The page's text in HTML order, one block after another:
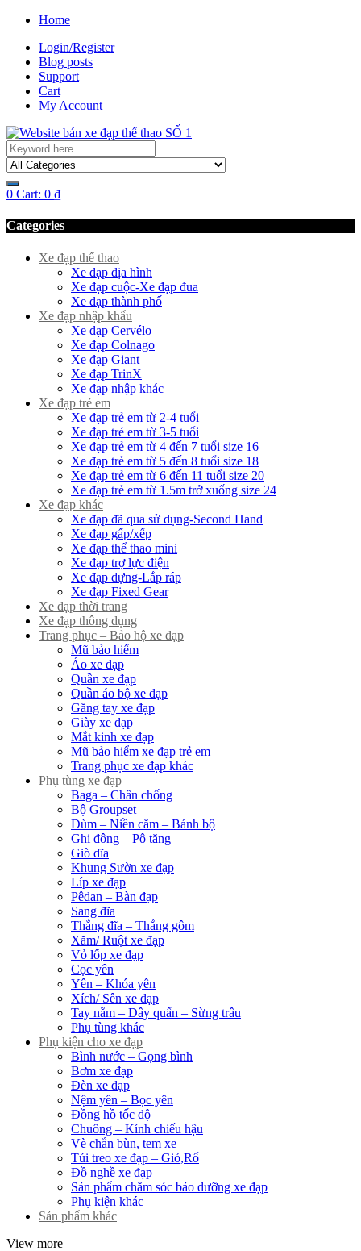
Home
Login/Register
Blog posts
Support
Cart
My Account
0 Cart: 0 ₫
Categories
Xe đạp thể thao
Xe đạp địa hình
Xe đạp cuộc-Xe đạp đua
Xe đạp thành phố
Xe đạp nhập khẩu
Xe đạp Cervélo
Xe đạp Colnago
Xe đạp Giant
Xe đạp TrinX
Xe đạp nhập khác
Xe đạp trẻ em
Xe đạp trẻ em từ 2-4 tuổi
Xe đạp trẻ em từ 3-5 tuổi
Xe đạp trẻ em từ 4 đến 7 tuổi size 16
Xe đạp trẻ em từ 5 đến 8 tuổi size 18
Xe đạp trẻ em từ 6 đến 11 tuổi size 20
Xe đạp trẻ em từ 1.5m trở xuống size 24
Xe đạp khác
Xe đạp đã qua sử dụng-Second Hand
Xe đạp gấp/xếp
Xe đạp thể thao mini
Xe đạp trợ lực điện
Xe đạp dựng-Lắp ráp
Xe đạp Fixed Gear
Xe đạp thời trang
Xe đạp thông dụng
Trang phục – Bảo hộ xe đạp
Mũ bảo hiểm
Áo xe đạp
Quần xe đạp
Quần áo bộ xe đạp
Găng tay xe đạp
Giày xe đạp
Mắt kinh xe đạp
Mũ bảo hiểm xe đạp trẻ em
Trang phục xe đạp khác
Phụ tùng xe đạp
Baga – Chân chống
Bộ Groupset
Đùm – Niền căm – Bánh bộ
Ghi đông – Pô tăng
Giò dĩa
Khung Sườn xe đạp
Líp xe đạp
Pêdan – Bàn đạp
Sang đĩa
Thắng đĩa – Thắng gôm
Xăm/ Ruột xe đạp
Vỏ lốp xe đạp
Cọc yên
Yên – Khóa yên
Xích/ Sên xe đạp
Tay nắm – Dây quấn – Sừng trâu
Phụ tùng khác
Phụ kiện cho xe đạp
Bình nước – Gọng bình
Bơm xe đạp
Đèn xe đạp
Nệm yên – Bọc yên
Đồng hồ tốc độ
Chuông – Kính chiếu hậu
Vè chắn bùn, tem xe
Túi treo xe đạp – Giỏ,Rổ
Đồ nghề xe đạp
Sản phẩm chăm sóc bảo dưỡng xe đạp
Phụ kiện khác
Sản phẩm khác
View more